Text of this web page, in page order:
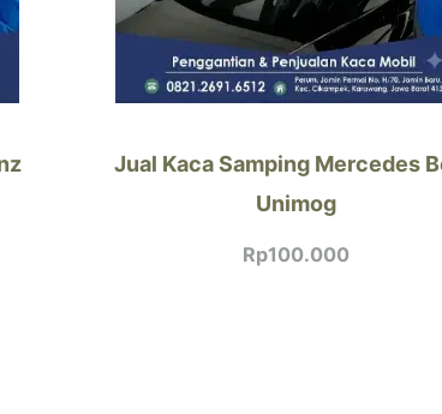
Jual Kaca Samping Mercedes
Unimog
Rp100.000